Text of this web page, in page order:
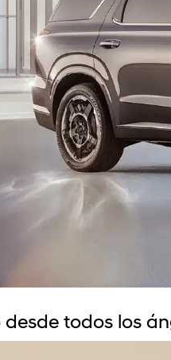
desde todos los